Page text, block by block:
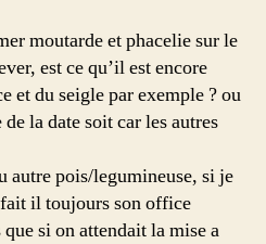
moutarde et phacelie sur le
est ce qu’il est encore
et du seigle par exemple ? ou
la date soit car les autres
autre pois/legumineuse, si je
il toujours son office
si on attendait la mise a